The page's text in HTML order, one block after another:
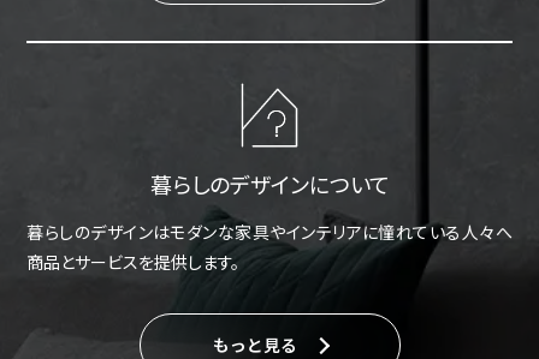
暮らしのデザインについて
暮らしのデザインはモダンな家具やインテリアに憧れている人々へ
商品とサービスを提供します。
もっと見る